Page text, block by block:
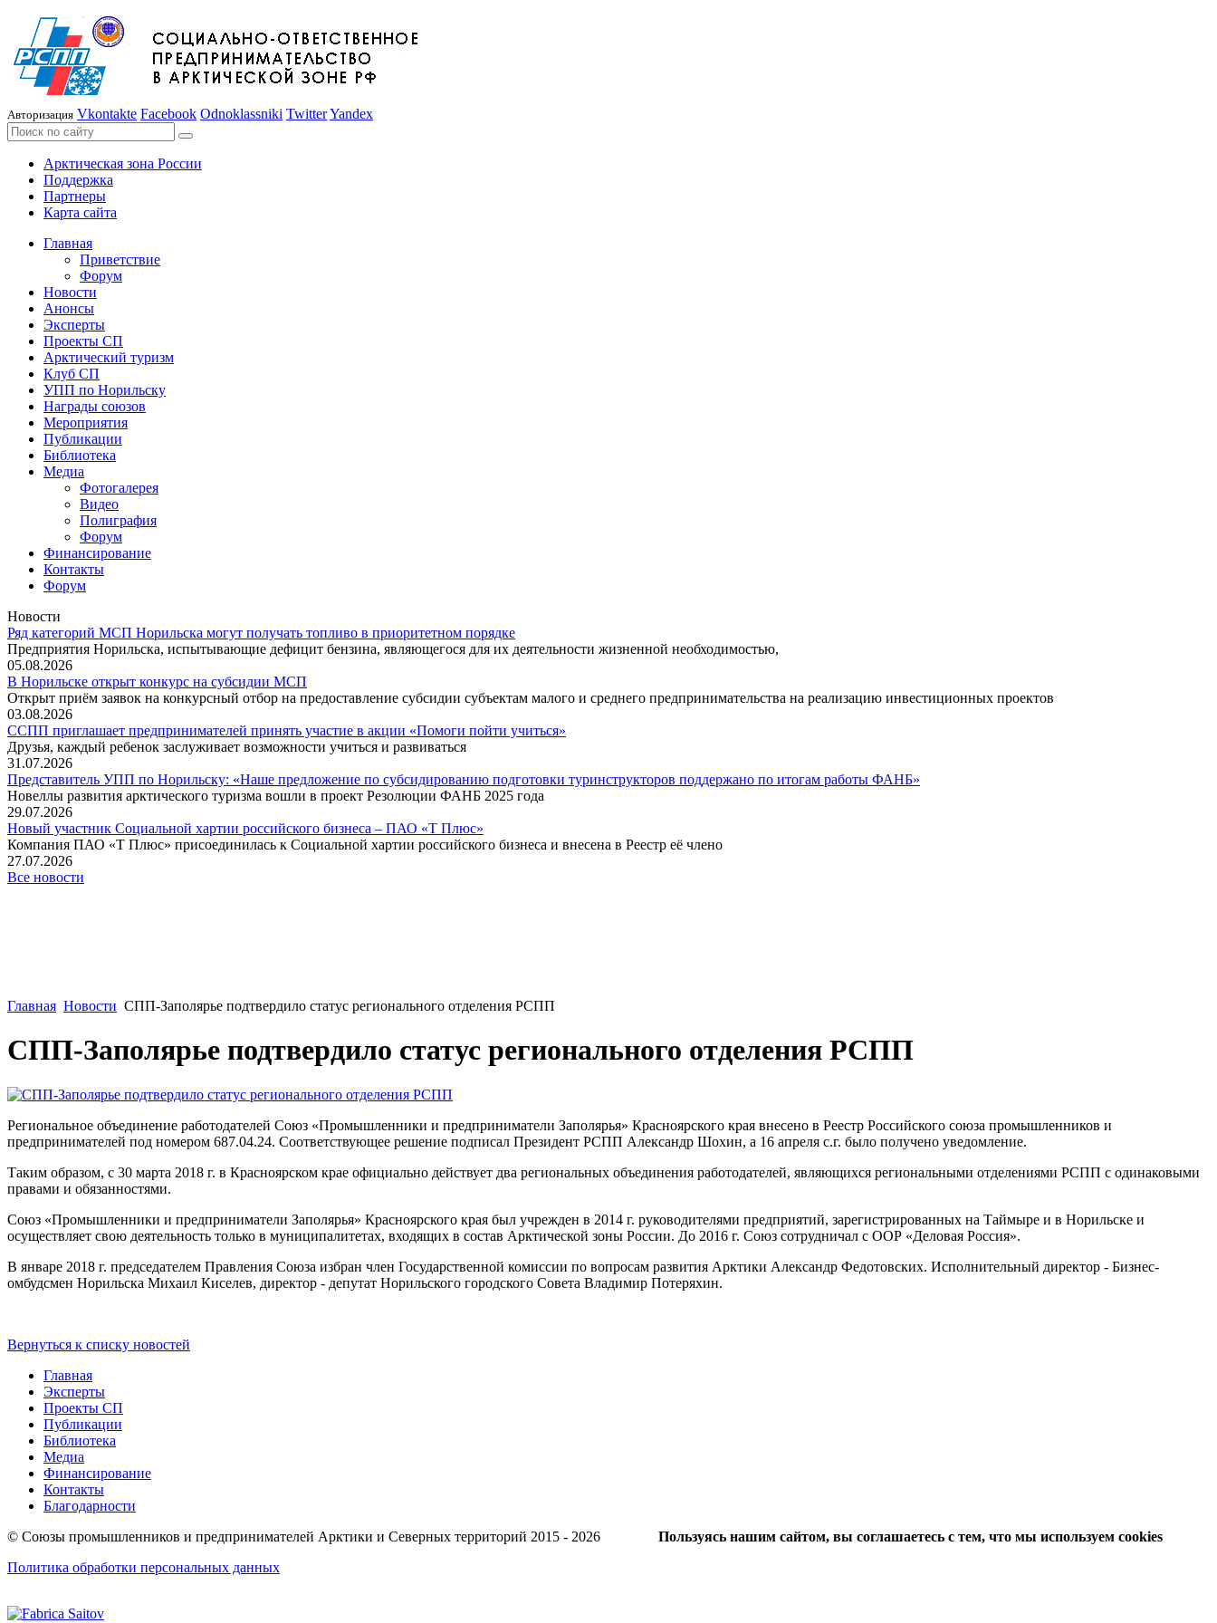
Авторизация Vkontakte Facebook Odnoklassniki TwitterYandex
Арктическая зона России
Поддержка
Партнеры
Карта сайта
Главная
Приветствие
Форум
Новости
Анонсы
Эксперты
Проекты СП
Арктический туризм
Клуб СП
УПП по Норильску
Награды союзов
Мероприятия
Публикации
Библиотека
Медиа
Фотогалерея
Видео
Полиграфия
Форум
Финансирование
Контакты
Форум
Новости
Ряд категорий МСП Норильска могут получать топливо в приоритетном порядке
Предприятия Норильска, испытывающие дефицит бензина, являющегося для их деятельности жизненной необходимостью,
05.08.2026
В Норильске открыт конкурс на субсидии МСП
Открыт приём заявок на конкурсный отбор на предоставление субсидии субъектам малого и среднего предпринимательства на реализацию инвестиционных проектов
03.08.2026
ССПП приглашает предпринимателей принять участие в акции «Помоги пойти учиться»
Друзья, каждый ребенок заслуживает возможности учиться и развиваться
31.07.2026
Представитель УПП по Норильску: «Наше предложение по субсидированию подготовки туринструкторов поддержано по итогам работы ФАНБ»
Новеллы развития арктического туризма вошли в проект Резолюции ФАНБ 2025 года
29.07.2026
Новый участник Социальной хартии российского бизнеса – ПАО «Т Плюс»
Компания ПАО «Т Плюс» присоединилась к Социальной хартии российского бизнеса и внесена в Реестр её члено
27.07.2026
Все новости
Главная Новости СПП-Заполярье подтвердило статус регионального отделения РСПП
СПП-Заполярье подтвердило статус регионального отделения РСПП
Региональное объединение работодателей Союз «Промышленники и предприниматели Заполярья» Красноярского края внесено в Реестр Российского союза промышленников и
предпринимателей под номером 687.04.24. Соответствующее решение подписал Президент РСПП Александр Шохин, а 16 апреля с.г. было получено уведомление.
Таким образом, с 30 марта 2018 г. в Красноярском крае официально действует два региональных объединения работодателей, являющихся региональными отделениями РСПП с одинаковыми
правами и обязанностями.
Союз «Промышленники и предприниматели Заполярья» Красноярского края был учрежден в 2014 г. руководителями предприятий, зарегистрированных на Таймыре и в Норильске и
осуществляет свою деятельность только в муниципалитетах, входящих в состав Арктической зоны России. До 2016 г. Союз сотрудничал с ООР «Деловая Россия».
В январе 2018 г. председателем Правления Союза избран член Государственной комиссии по вопросам развития Арктики Александр Федотовских. Исполнительный директор - Бизнес-
омбудсмен Норильска Михаил Киселев, директор - депутат Норильского городского Совета Владимир Потеряхин.
Вернуться к списку новостей
Главная
Эксперты
Проекты СП
Публикации
Библиотека
Медиа
Финансирование
Контакты
Благодарности
© Союзы промышленников и предпринимателей Арктики и Северных территорий 2015 - 2026 Пользуясь нашим сайтом, вы соглашаетесь с тем, что мы используем cookies
Политика обработки персональных данных